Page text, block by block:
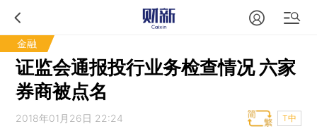
金融
证监会通报投行业务检查情况 六家
券商被点名
2018年01月26日 22:24 T中